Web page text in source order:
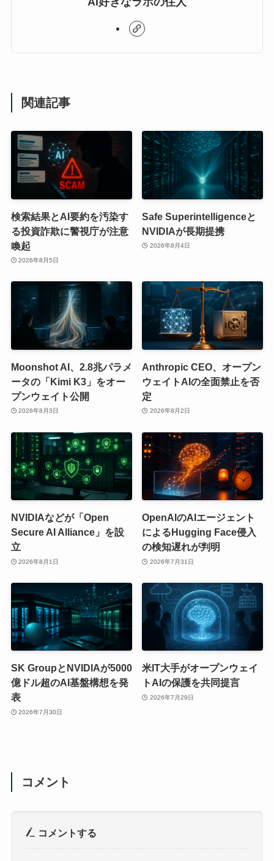
関連記事
検索結果とAI要約を汚染す
る投資詐欺に警視庁が注意
喚起
2026年8月5日
Safe Superintelligenceと
NVIDIAが長期提携
2026年8月4日
Moonshot AI、2.8兆パラメ
ータの「Kimi K3」をオー
プンウェイト公開
2026年8月3日
Anthropic CEO、オープン
ウェイトAIの全面禁止を否
定
2026年8月2日
NVIDIAなどが「Open
Secure AI Alliance」を設
立
2026年8月1日
OpenAIのAIエージェント
によるHugging Face侵入
の検知遅れが判明
2026年7月31日
SK GroupとNVIDIAが5000
億ドル超のAI基盤構想を発
表
2026年7月30日
米IT大手がオープンウェイ
トAIの保護を共同提言
2026年7月29日
コメント
コメントする